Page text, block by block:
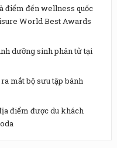
điểm đến wellness quốc
World Best Awards
dưỡng sinh phân tử tại
mắt bộ sưu tập bánh
điểm được du khách